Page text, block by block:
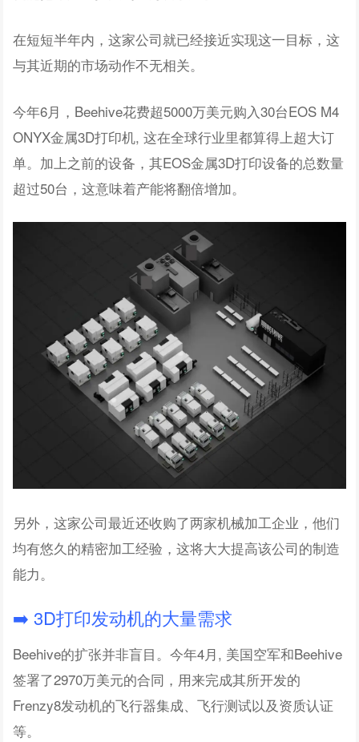
在短短半年内，这家公司就已经接近实现这一目标，这
与其近期的市场动作不无相关。
今年6月，Beehive花费超5000万美元购入30台EOS M4
ONYX金属3D打印机, 这在全球行业里都算得上超大订
单。加上之前的设备，其EOS金属3D打印设备的总数量
超过50台，这意味着产能将翻倍增加。
另外，这家公司最近还收购了两家机械加工企业，他们
均有悠久的精密加工经验，这将大大提高该公司的制造
能力。
➡️ 3D打印发动机的大量需求
Beehive的扩张并非盲目。今年4月, 美国空军和Beehive
签署了2970万美元的合同，用来完成其所开发的
Frenzy8发动机的飞行器集成、飞行测试以及资质认证
等。